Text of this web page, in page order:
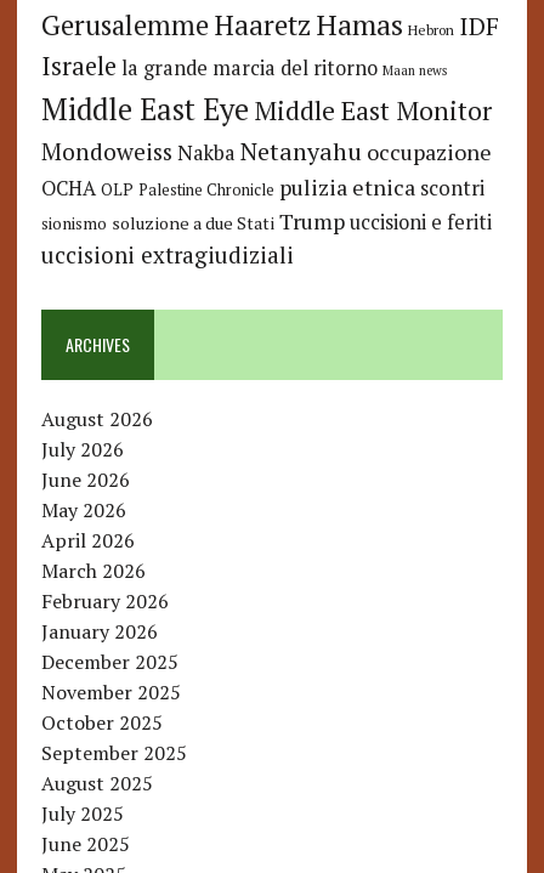
GerusalemmeHaaretzHamas Hebron IDF
Israele la grande marcia del ritorno Maan news
Middle East Eye Middle East Monitor
Mondoweiss Nakba Netanyahu occupazione
OCHA OLP Palestine Chronicle pulizia etnica scontri
sionismo soluzione a due Stati Trump uccisioni e feriti
uccisioni extragiudiziali
ARCHIVES
August 2026
July 2026
June 2026
May 2026
April 2026
March 2026
February 2026
January 2026
December 2025
November 2025
October 2025
September 2025
August 2025
July 2025
June 2025